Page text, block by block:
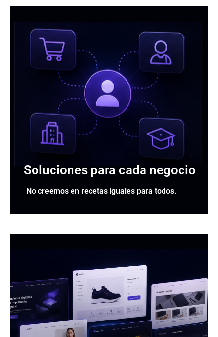
Soluciones para cada negocio
No creemos en recetas iguales para todos.